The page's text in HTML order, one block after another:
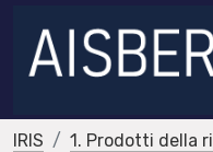
IRIS 1. Prodotti della